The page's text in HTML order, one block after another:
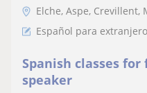
Elche, Aspe, Crevillent,
Español para
Spanish classes
speaker